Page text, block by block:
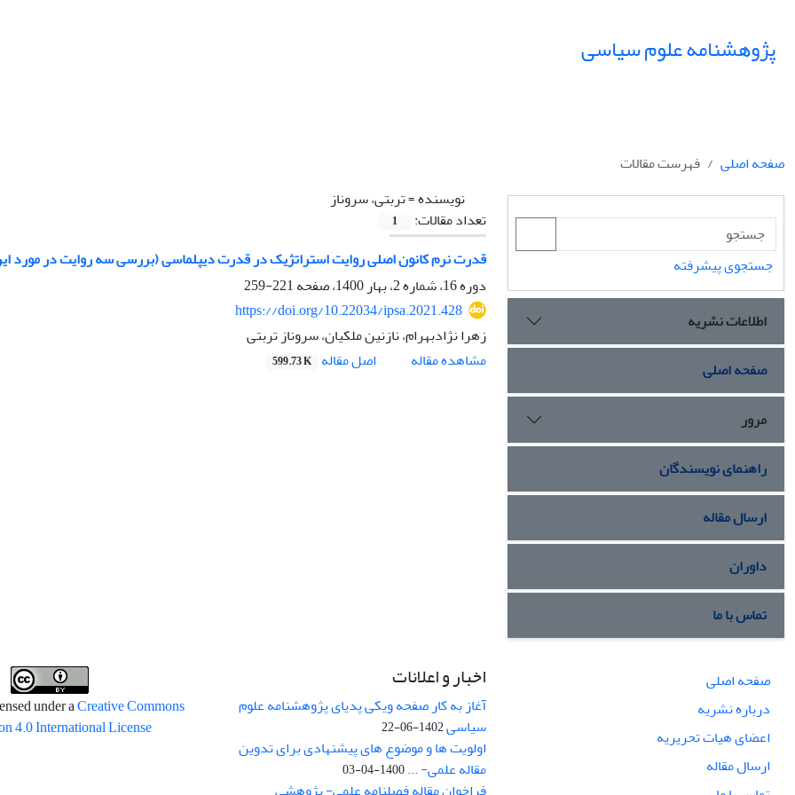
پژوهشنامه علوم سیاسی
صفحه اصلی
فهرست مقالات
نویسنده =تربتی، سروناز
تعداد مقالات:
1
قدرت نرم کانون اصلی روایت استراتژیک در قدرت دیپلماسی (بررسی سه روایت در مورد
دوره 16، شماره 2، بهار 1400، صفحه
221-259
https://doi.org/10.22034/ipsa.2021.428
زهرا نژادبهرام، نازنین ملکیان، سروناز تربتی
مشاهده مقاله
اصل مقاله 599.73 K
جستجوی پیشرفته
اطلاعات نشریه
صفحه اصلی
مرور
راهنمای نویسندگان
ارسال مقاله
داوران
تماس با ما
صفحه اصلی
درباره نشریه
اعضای هیات تحریریه
ارسال مقاله
اخبار و اعلانات
آغاز به کار صفحه ویکی پدیای پژوهشنامه علوم
سیاسی1402-06-22
اولویت ها و موضوع های پیشنهادی برای تدوین
مقاله علمی- ...1400-04-03
under aCreative Commons
4.0 International License